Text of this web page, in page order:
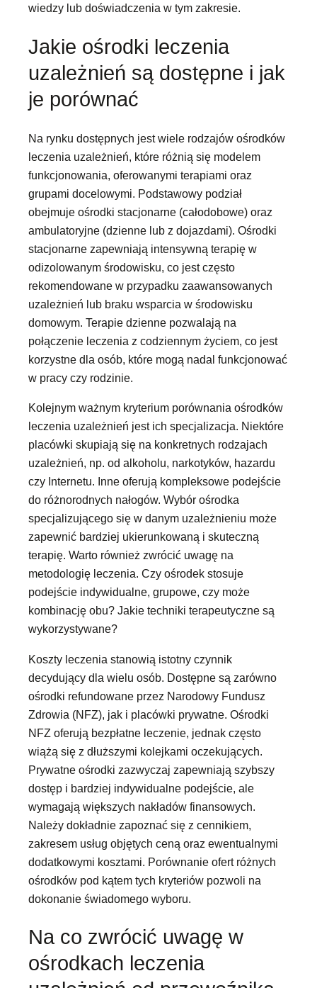
wiedzy lub doświadczenia w tym zakresie.
Jakie ośrodki leczenia
uzależnień są dostępne i jak
je porównać
Na rynku dostępnych jest wiele rodzajów ośrodków
leczenia uzależnień, które różnią się modelem
funkcjonowania, oferowanymi terapiami oraz
grupami docelowymi. Podstawowy podział
obejmuje ośrodki stacjonarne (całodobowe) oraz
ambulatoryjne (dzienne lub z dojazdami). Ośrodki
stacjonarne zapewniają intensywną terapię w
odizolowanym środowisku, co jest często
rekomendowane w przypadku zaawansowanych
uzależnień lub braku wsparcia w środowisku
domowym. Terapie dzienne pozwalają na
połączenie leczenia z codziennym życiem, co jest
korzystne dla osób, które mogą nadal funkcjonować
w pracy czy rodzinie.
Kolejnym ważnym kryterium porównania ośrodków
leczenia uzależnień jest ich specjalizacja. Niektóre
placówki skupiają się na konkretnych rodzajach
uzależnień, np. od alkoholu, narkotyków, hazardu
czy Internetu. Inne oferują kompleksowe podejście
do różnorodnych nałogów. Wybór ośrodka
specjalizującego się w danym uzależnieniu może
zapewnić bardziej ukierunkowaną i skuteczną
terapię. Warto również zwrócić uwagę na
metodologię leczenia. Czy ośrodek stosuje
podejście indywidualne, grupowe, czy może
kombinację obu? Jakie techniki terapeutyczne są
wykorzystywane?
Koszty leczenia stanowią istotny czynnik
decydujący dla wielu osób. Dostępne są zarówno
ośrodki refundowane przez Narodowy Fundusz
Zdrowia (NFZ), jak i placówki prywatne. Ośrodki
NFZ oferują bezpłatne leczenie, jednak często
wiążą się z dłuższymi kolejkami oczekujących.
Prywatne ośrodki zazwyczaj zapewniają szybszy
dostęp i bardziej indywidualne podejście, ale
wymagają większych nakładów finansowych.
Należy dokładnie zapoznać się z cennikiem,
zakresem usług objętych ceną oraz ewentualnymi
dodatkowymi kosztami. Porównanie ofert różnych
ośrodków pod kątem tych kryteriów pozwoli na
dokonanie świadomego wyboru.
Na co zwrócić uwagę w
ośrodkach leczenia